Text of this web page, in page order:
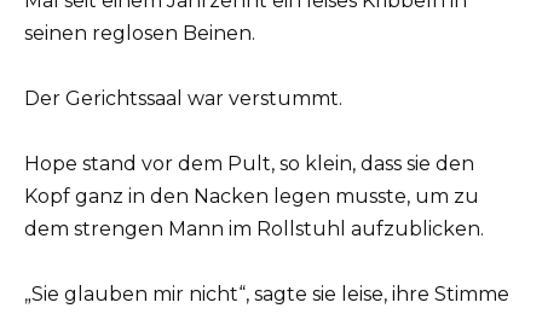
seinen reglosen Beinen.
Der Gerichtssaal war verstummt.
Hope stand vor dem Pult, so klein, dass sie den
Kopf ganz in den Nacken legen musste, um zu
dem strengen Mann im Rollstuhl aufzublicken.
„Sie glauben mir nicht“, sagte sie leise, ihre Stimme